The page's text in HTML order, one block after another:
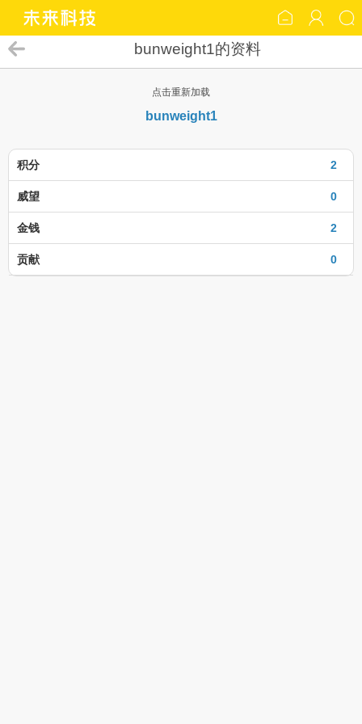
bunweight1的资料
点击重新加载
bunweight1
2
积分
0
威望
2
金钱
0
贡献